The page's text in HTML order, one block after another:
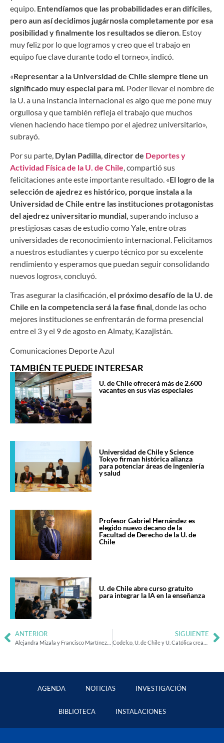
equipo. Entendíamos que las probabilidades eran difíciles,
pero aun así decidimos jugárnosla completamente por esa
posibilidad y finalmente los resultados se dieron. Estoy
muy feliz por lo que logramos y creo que el trabajo en
equipo fue clave durante todo el torneo», indicó.
«Representar a la Universidad de Chile siempre tiene un
significado muy especial para mí. Poder llevar el nombre de
la U. a una instancia internacional es algo que me pone muy
orgullosa y que también refleja el trabajo que muchos
vienen haciendo hace tiempo por el ajedrez universitario»,
subrayó.
Por su parte, Dylan Padilla,director de Deportes y
Actividad Física de la U. de Chile, compartió sus
felicitaciones ante este importante resultado. «El logro de la
selección de ajedrez es histórico, porque instala a la
Universidad de Chile entre las instituciones protagonistas
del ajedrez universitario mundial, superando incluso a
prestigiosas casas de estudio como Yale, entre otras
universidades de reconocimiento internacional. Felicitamos
a nuestros estudiantes y cuerpo técnico por su excelente
rendimiento y esperamos que puedan seguir consolidando
nuevos logros», concluyó.
Tras asegurar la clasificación,el próximo desafío de la U. de
Chile en la competencia será la fase final, donde las ocho
mejores instituciones se enfrentarán de forma presencial
entre el 3 y el 9 de agosto en Almaty, Kazajistán.
Comunicaciones Deporte Azul
TAMBIÉN TE PUEDE INTERESAR
U. de Chile ofrecerá más de 2.600
vacantes en sus vías especiales
Universidad de Chile y Science
Tokyo firman histórica alianza
para potenciar áreas de ingeniería
y salud
Profesor Gabriel Hernández es
elegido nuevo decano de la
Facultad de Derecho de la U. de
Chile
U. de Chile abre curso gratuito
para integrar la IA en la enseñanza
ANTERIOR SIGUIENTE
AGENDA NOTICIAS INVESTIGACIÓN
BIBLIOTECA INSTALACIONES